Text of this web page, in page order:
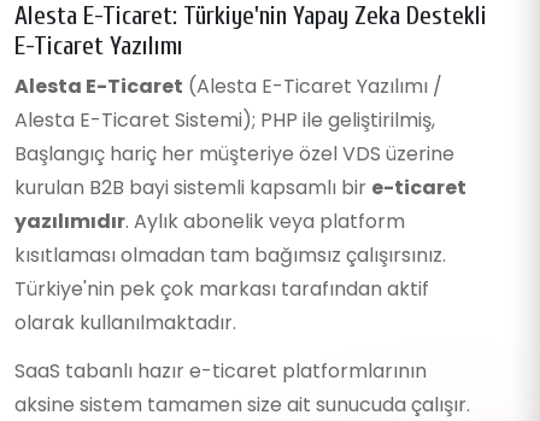
Alesta E-Ticaret: Türkiye'nin Yapay Zeka Destekli
E-Ticaret Yazılımı
Alesta E-Ticaret (Alesta E-Ticaret Yazılımı /
Alesta E-Ticaret Sistemi); PHP ile geliştirilmiş,
Başlangıç hariç her müşteriye özel VDS üzerine
kurulan B2B bayi sistemli kapsamlı bir e-ticaret
yazılımıdır. Aylık abonelik veya platform
kısıtlaması olmadan tam bağımsız çalışırsınız.
Türkiye'nin pek çok markası tarafından aktif
olarak kullanılmaktadır.
SaaS tabanlı hazır e-ticaret platformlarının
aksine sistem tamamen size ait sunucuda çalışır.